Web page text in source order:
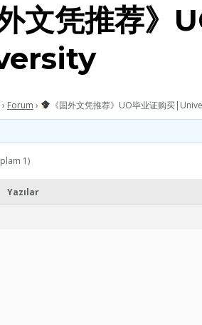
外文凭推荐》
› Forum › 《国外文凭推荐》UO毕业证购买
1)
Yazılar